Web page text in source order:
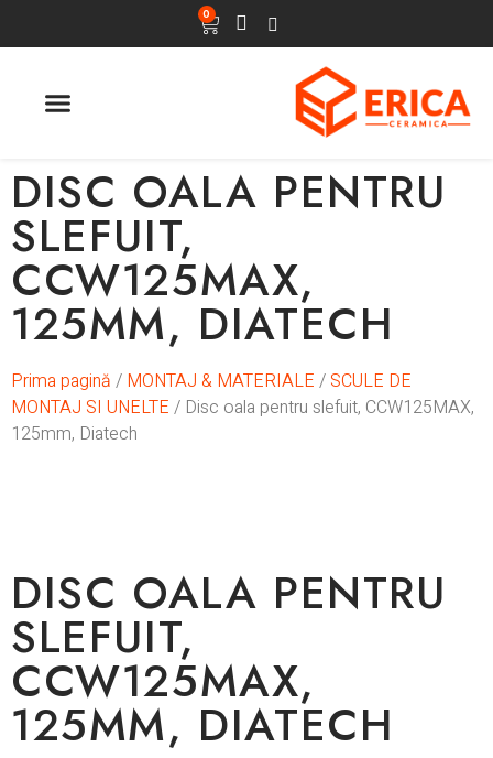
0
DISC OALA PENTRU
SLEFUIT,
CCW125MAX,
125MM, DIATECH
Prima pagină / MONTAJ & MATERIALE / SCULE DE
MONTAJ SI UNELTE / Disc oala pentru slefuit, CCW125MAX,
125mm, Diatech
DISC OALA PENTRU
SLEFUIT,
CCW125MAX,
125MM, DIATECH